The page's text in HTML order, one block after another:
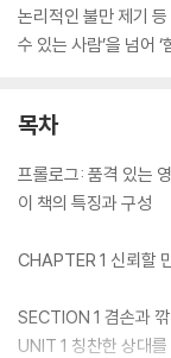
논리적인 불만 제기
수 있는 사람’을 넘어
목차
프롤로그: 품격 있는
이 책의 특징과 구성
CHAPTER 1 신뢰할
SECTION 1 겸손과
UNIT 1 칭찬한 상대